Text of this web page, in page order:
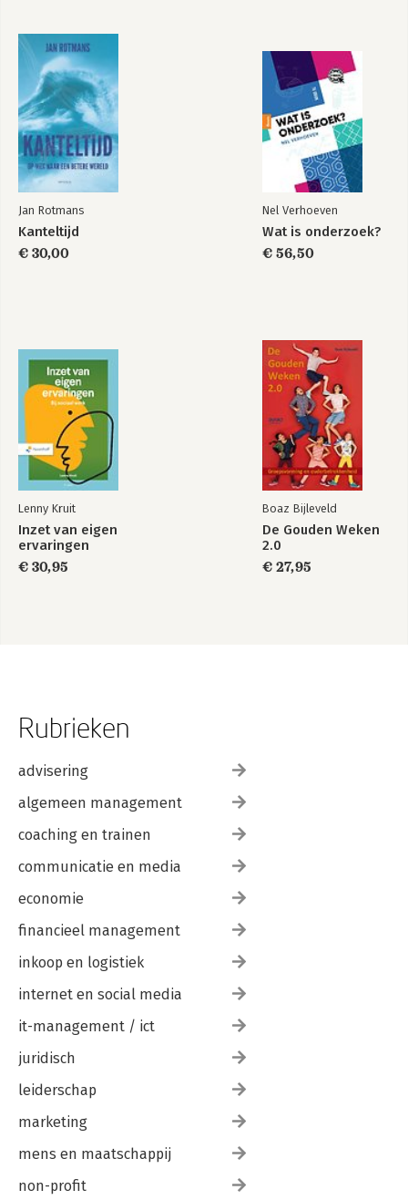
Jan Rotmans
Kanteltijd
€ 30,00
Nel Verhoeven
Wat is onderzoek?
€ 56,50
Lenny Kruit
Inzet van eigen
ervaringen
€ 30,95
Boaz Bijleveld
De Gouden Weken
2.0
€ 27,95
Rubrieken
advisering
algemeen management
coaching en trainen
communicatie en media
economie
financieel management
inkoop en logistiek
internet en social media
it-management / ict
juridisch
leiderschap
marketing
mens en maatschappij
non-profit